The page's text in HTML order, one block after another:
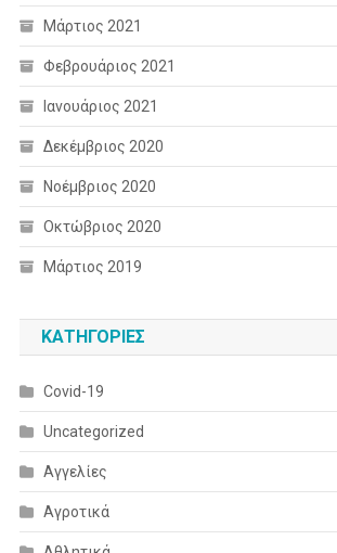
Μάρτιος 2021
Φεβρουάριος 2021
Ιανουάριος 2021
Δεκέμβριος 2020
Νοέμβριος 2020
Οκτώβριος 2020
Μάρτιος 2019
KΑΤΗΓΟΡΊΕΣ
Covid-19
Uncategorized
Αγγελίες
Αγροτικά